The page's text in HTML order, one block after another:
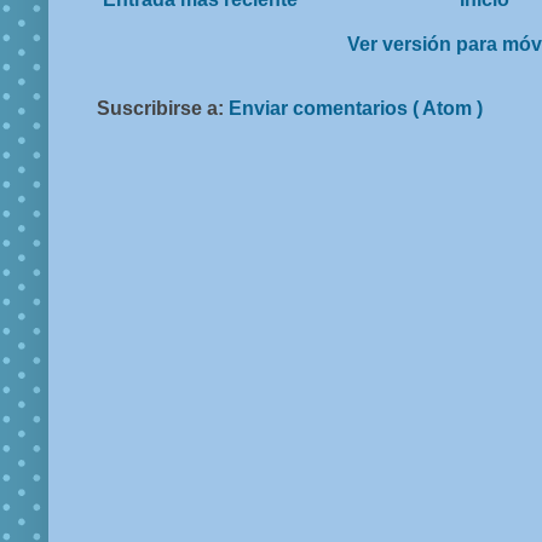
Ver versión para
Suscribirse a: Enviar comentarios ( Atom )